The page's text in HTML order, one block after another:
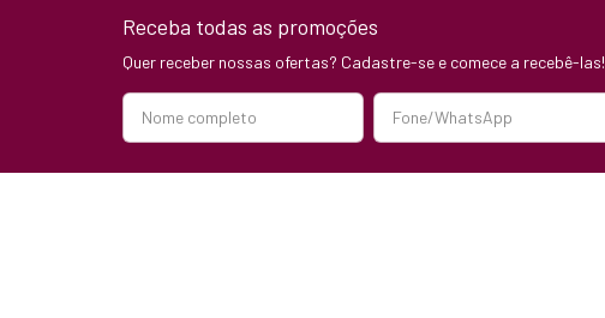
Receba todas as promoções
Quer receber nossas ofertas? Cadastre-se e comece a recebê-las!